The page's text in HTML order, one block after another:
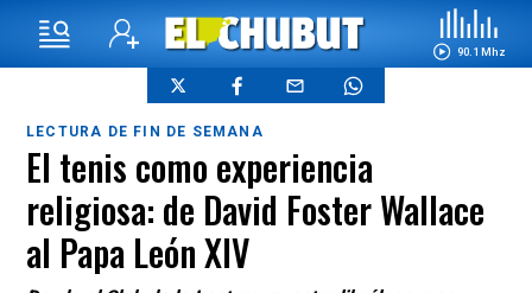
90.1 Mhz
LECTURA DE FIN DE SEMANA
El tenis como experiencia
religiosa: de David Foster Wallace
al Papa León XIV